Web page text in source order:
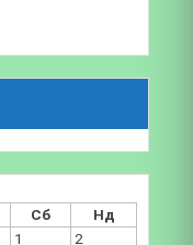
Сб
Нд
1
2